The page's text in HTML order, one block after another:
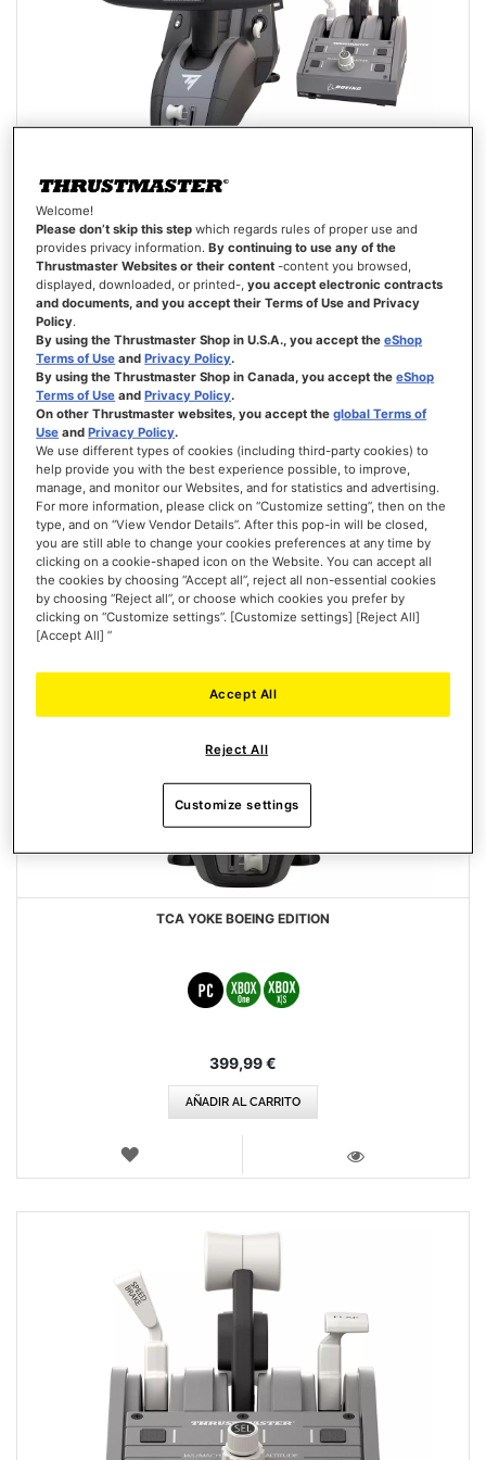
TCA YOKE PACK BOEING EDITION
499,99 €
AÑADIR AL CARRITO
LISTA
DE
DESEOS
VISTA
TCA YOKE BOEING EDITION
399,99 €
AÑADIR AL CARRITO
LISTA
Welcome!
Please don’t skip this step which regards rules of proper use and
provides privacy information.By continuing to use any of the
Thrustmaster Websites or their content -content you browsed,
displayed, downloaded, or printed-,you accept electronic contracts
and documents, and you accept their Terms of Use and Privacy
Policy.
By using the Thrustmaster Shop in U.S.A., you accept theeShop
Terms of Use andPrivacy Policy.
By using the Thrustmaster Shop in Canada, you accept theeShop
Terms of Use andPrivacy Policy.
On other Thrustmaster websites, you accept theglobal Terms of
Use andPrivacy Policy.
We use different types of cookies (including third-party cookies) to
help provide you with the best experience possible, to improve,
manage, and monitor our Websites, and for statistics and advertising.
For more information, please click on “Customize setting”, then on the
type, and on “View Vendor Details”. After this pop-in will be closed,
you are still able to change your cookies preferences at any time by
clicking on a cookie-shaped icon on the Website. You can accept all
the cookies by choosing “Accept all”, reject all non-essential cookies
by choosing “Reject all”, or choose which cookies you prefer by
clicking on “Customize settings”. [Customize settings] [Reject All]
[Accept All] ”
Reject All
Accept All
Customize settings